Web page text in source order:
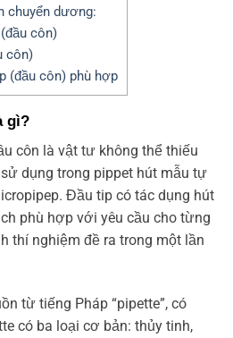
chuyển dương:
côn)
côn)
(đầu côn) phù hợp
gì?
côn là vật tư không thể thiếu
dụng trong pippet hút mẫu tự
Đầu tip có tác dụng hút
phù hợp với yêu cầu cho từng
thí nghiệm đề ra trong một lần
từ tiếng Pháp “pipette”, có
có ba loại cơ bản: thủy tinh,